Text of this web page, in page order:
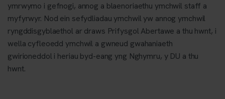
ymrwymo i gefnogi, annog a blaenoriaethu ymchwil staff a
myfyrwyr. Nod ein sefydliadau ymchwil yw annog ymchwil
ryngddisgyblaethol ar draws Prifysgol Abertawe a thu hwnt, i
wella cyfleoedd ymchwil a gwneud gwahaniaeth
gwirioneddol i heriau byd-eang yng Nghymru, y DU a thu
hwnt.